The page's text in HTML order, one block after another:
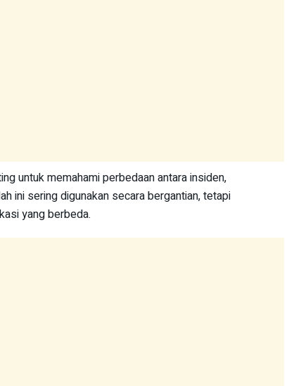
untuk memahami perbedaan antara insiden,
ini sering digunakan secara bergantian, tetapi
yang berbeda.